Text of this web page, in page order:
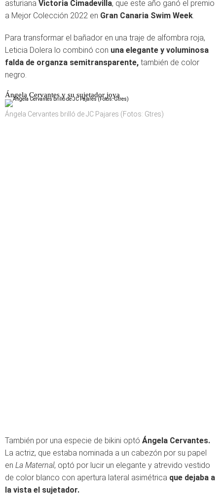
asturiana Victoria Cimadevilla, que este año ganó el premio
a Mejor Colección 2022 en Gran Canaria Swim Week.
Para transformar el bañador en una traje de alfombra roja,
Leticia Dolera lo combinó con una elegante y voluminosa
falda de organza semitransparente, también de color
negro.
Ángela Cervantes y su sujetador joya
Ángela Cervantes brilló de JC Pajares (Fotos: Gtres)
También por una especie de bikini optó Ángela Cervantes.
La actriz, que estaba nominada a un cabezón por su papel
en La Maternal, optó por lucir un elegante y atrevido vestido
de color blanco con apertura lateral asimétrica que dejaba a
la vista el sujetador.